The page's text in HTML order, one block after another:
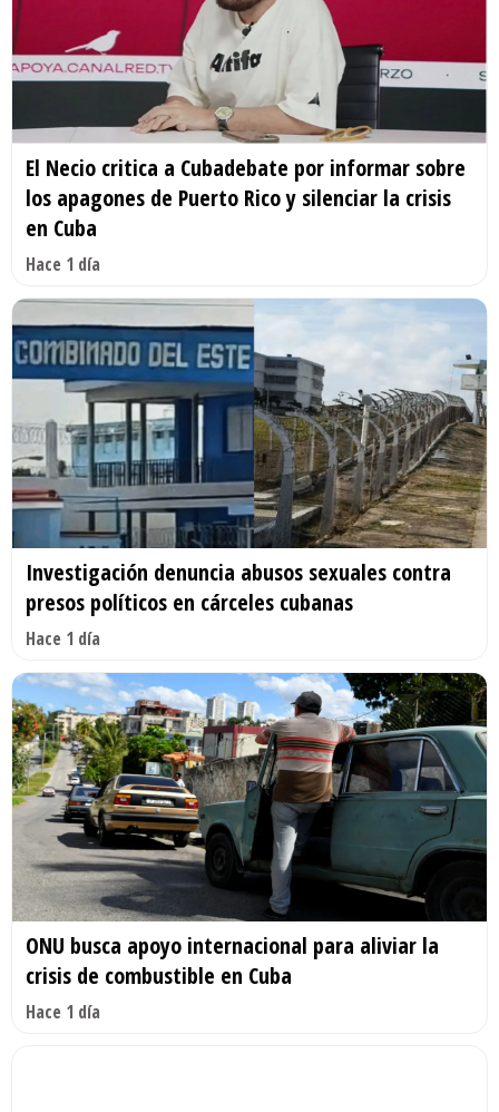
El Necio critica a Cubadebate por informar sobre
los apagones de Puerto Rico y silenciar la crisis
en Cuba
Hace 1 día
Investigación denuncia abusos sexuales contra
presos políticos en cárceles cubanas
Hace 1 día
ONU busca apoyo internacional para aliviar la
crisis de combustible en Cuba
Hace 1 día